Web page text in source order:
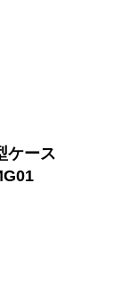
ケース